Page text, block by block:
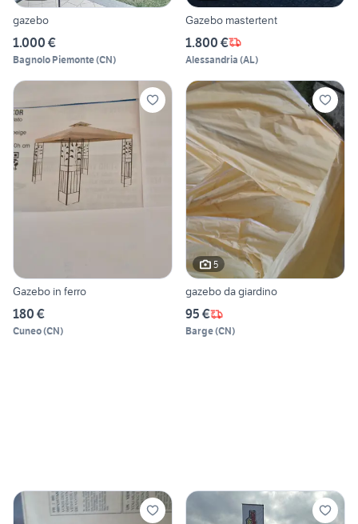
gazebo
1.000 €
Bagnolo Piemonte(CN)
Gazebo mastertent
1.800 €
Alessandria (AL)
Gazebo in ferro
180 €
Cuneo(CN)
5
gazebo da giardino
95 €
Barge(CN)